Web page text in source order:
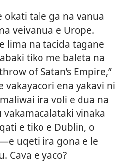
okati tale ga na vanua
veivanua e Urope.
lima na tacida tagane
tiko me baleta na
of Satan’s Empire,”
vakayacori ena yakavi ni
ira voli e dua na
vinaka
e tiko e Dublin, o
uqeti ira gona e le
Cava e yaco?